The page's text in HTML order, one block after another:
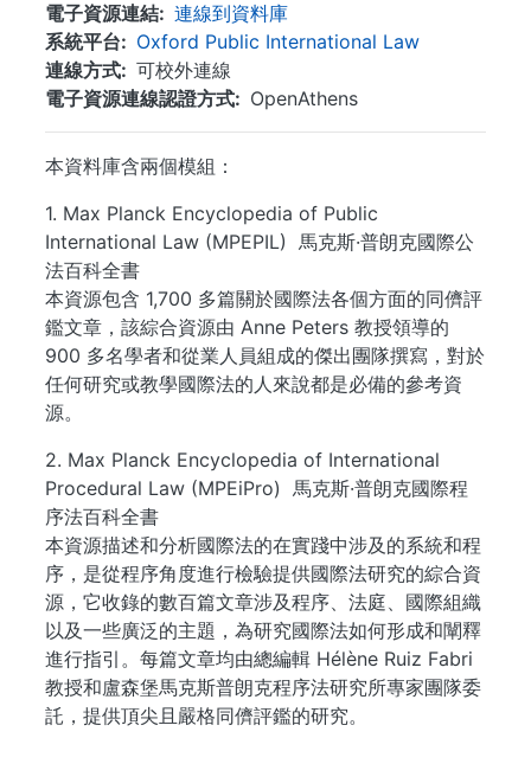
電子資源連結
連線到資料庫
系統平台
Oxford Public International Law
連線方式
可校外連線
電子資源連線認證方式
OpenAthens
本資料庫含兩個模組：
1. Max Planck Encyclopedia of Public
International Law (MPEPIL) 馬克斯·普朗克國際公
法百科全書
本資源包含 1,700 多篇關於國際法各個方面的同儕評
鑑文章，該綜合資源由 Anne Peters 教授領導的
900 多名學者和從業人員組成的傑出團隊撰寫，對於
任何研究或教學國際法的人來說都是必備的參考資
源。
2. Max Planck Encyclopedia of International
Procedural Law (MPEiPro) 馬克斯·普朗克國際程
序法百科全書
本資源描述和分析國際法的在實踐中涉及的系統和程
序，是從程序角度進行檢驗提供國際法研究的綜合資
源，它收錄的數百篇文章涉及程序、法庭、國際組織
以及一些廣泛的主題，為研究國際法如何形成和闡釋
進行指引。每篇文章均由總編輯 Hélène Ruiz Fabri
教授和盧森堡馬克斯普朗克程序法研究所專家團隊委
託，提供頂尖且嚴格同儕評鑑的研究。